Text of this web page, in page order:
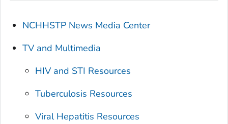
NCHHSTP News Media Center
TV and Multimedia
HIV and STI Resources
Tuberculosis Resources
Viral Hepatitis Resources